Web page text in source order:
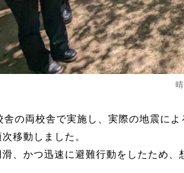
舎の両校舎で実施し、実際の地震に
移動しました。
、かつ迅速に避難行動をしたため